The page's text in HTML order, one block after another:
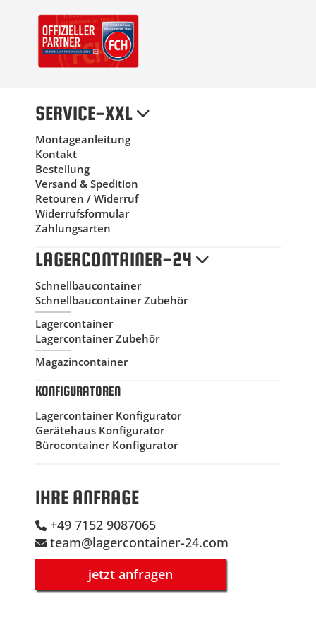
SERVICE-XXL
Montageanleitung
Kontakt
Bestellung
Versand & Spedition
Retouren / Widerruf
Widerrufsformular
Zahlungsarten
LAGERCONTAINER-24
Schnellbaucontainer
Schnellbaucontainer Zubehör
Lagercontainer
Lagercontainer Zubehör
Magazincontainer
KONFIGURATOREN
Lagercontainer Konfigurator
Gerätehaus Konfigurator
Bürocontainer Konfigurator
IHRE ANFRAGE
+49 7152 9087065
team@lagercontainer-24.com
jetzt anfragen